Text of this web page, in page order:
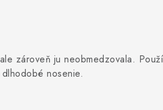
zároveň ju neobmedzovala.
nosenie.